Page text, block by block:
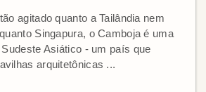
agitado quanto a Tailândia nem
Singapura, o Camboja é uma
Asiático - um país que
arquitetônicas ...